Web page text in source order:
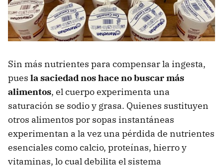
Sin más nutrientes para compensar la ingesta,
pues la saciedad nos hace no buscar más
alimentos, el cuerpo experimenta una
saturación se sodio y grasa. Quienes sustituyen
otros alimentos por sopas instantáneas
experimentan a la vez una pérdida de nutrientes
esenciales como calcio, proteínas, hierro y
vitaminas, lo cual debilita el sistema